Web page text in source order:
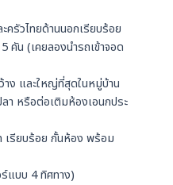
ครัวไทยด้านนอกเรียบร้อย
คัน (เคยลองนำรถเข้าจอด
ง และใหญ่ที่สุดในหมู่บ้าน
า หรือต่อเติมห้องเอนกประ
รียบร้อย กั้นห้อง พร้อม
แบบ 4 ทิศทาง)